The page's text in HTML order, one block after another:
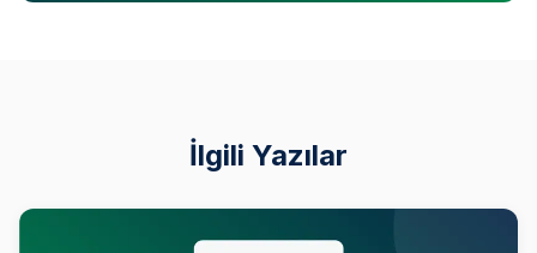
İlgili Yazılar